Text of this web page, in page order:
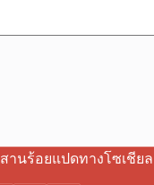
านร้อยแปดทางโซเชียล